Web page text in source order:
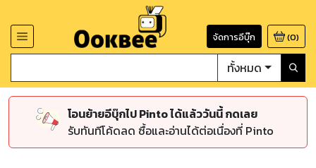
จัดการอีบุ๊ก (0)
ทั้งหมด
โอนย้ายอีบุ๊กไป Pinto ได้แล้ววันนี้ กดเลย
รับทันทีโค้ดลด ซื้อและอ่านได้ต่อเนื่องที่ Pinto